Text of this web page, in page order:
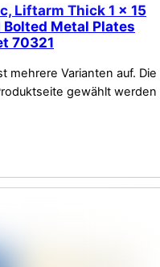
Liftarm Thick 1 x 15
Metal Plates
70321
mehrere Varianten auf. Die
gewählt werden